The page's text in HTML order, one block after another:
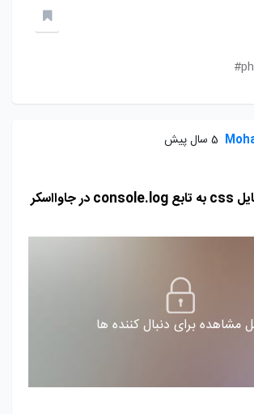
5 سال پیش
اضافه کردن استایل css به تابع console.log در جاوااسکر
مشاهده برای دنبال کننده ها